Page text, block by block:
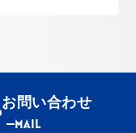
お問い合わせ
MAIL